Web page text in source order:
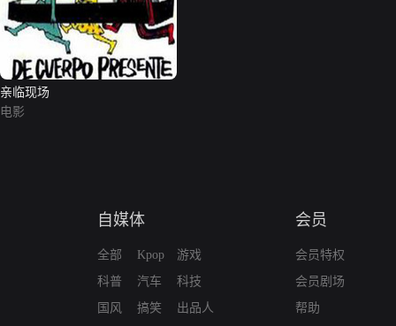
亲临现场
电影
自媒体
全部
科普
国风
Kpop
汽车
搞笑
游戏
科技
出品人
会员
会员特权
会员剧场
帮助